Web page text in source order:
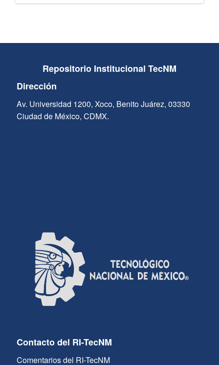
Repositorio Institucional TecNM
Dirección
Av. Universidad 1200, Xoco, Benito Juárez, 03330
Ciudad de México, CDMX.
Contacto del RI-TecNM
Comentarios del RI-TecNM